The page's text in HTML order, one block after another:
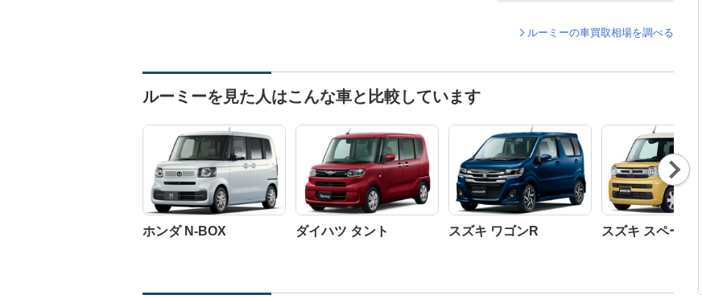
ルーミーの車買取相場を調べる
ルーミーを見た人はこんな車と比較しています
ホンダ N-BOX ダイハツ タント スズキ ワゴンR スズキ スペーシア
Nex
t